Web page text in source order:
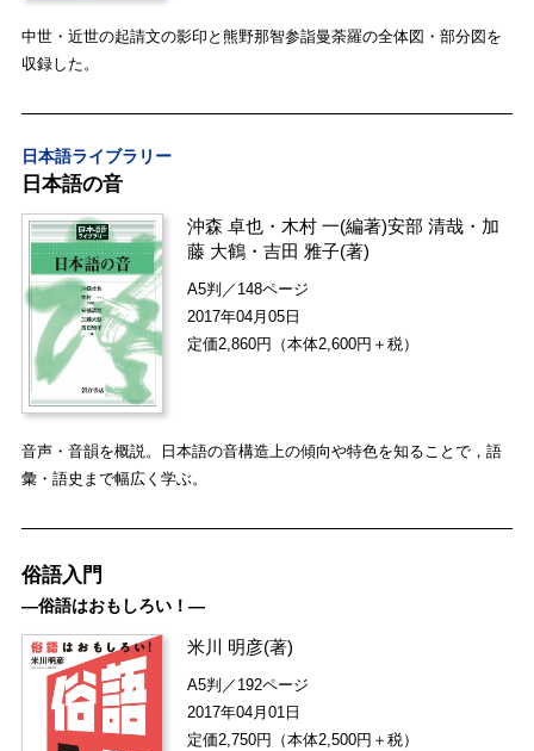
中世・近世の起請文の影印と熊野那智参詣曼荼羅の全体図・部分図を
収録した。
日本語ライブラリー
日本語の音
沖森 卓也 ・ 木村 一(編著)安部 清哉 ・ 加
藤 大鶴 ・吉田 雅子(著)
A5判／148ページ
2017年04月05日
定価2,860円（本体2,600円＋税）
音声・音韻を概説。日本語の音構造上の傾向や特色を知ることで，語
彙・語史まで幅広く学ぶ。
俗語入門
―俗語はおもしろい！―
米川 明彦(著)
A5判／192ページ
2017年04月01日
定価2,750円（本体2,500円＋税）